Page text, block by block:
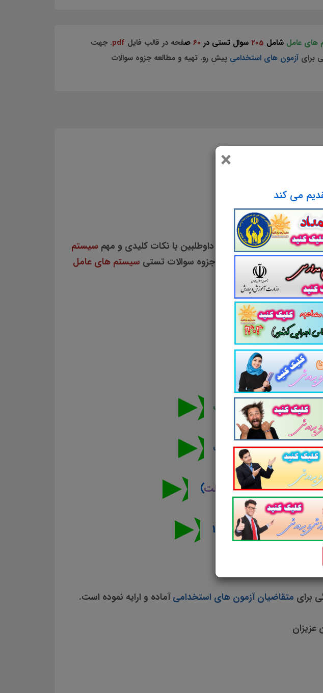
×
می کند
های عامل شامل 205 سوال تستی در 60 صفحه در قالب فایل pdf. جهت
برای آزمون های استخدامی پیش رو. تهیه و مطالعه جزوه سوالات
عامل
دفترچه استخدامی
فایل . جهت آشنایی داوطلبین با نکات کلیدی و مهم سیستم
پیش رو. تهیه و مطالعه جزوه سوالات تستی سیستم های عامل
می گردد.
های استخدامی
pdf
نیروی انسانی بانک ملت
نیروی انسانی بانک ملت
استخدامی بانک ملت)
بانک ملتسال 1403
برای متقاضیان آزمون های استخدامیآماده و ارایه نموده است.
عزیزان